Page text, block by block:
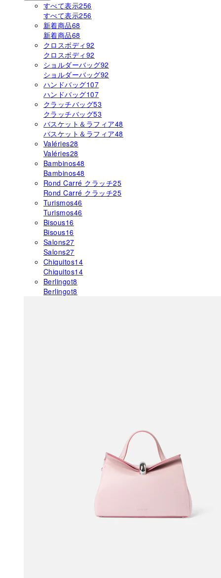
すべて表示256
すべて表示256
新着商品68
新着商品68
クロスボディ 92
クロスボディ 92
ショルダーバッグ92
ショルダーバッグ92
ハンドバッグ107
ハンドバッグ107
クラッチバッグ53
クラッチバッグ53
バスケット＆ラフィア48
バスケット＆ラフィア48
Valéries28
Valéries28
Bambinos48
Bambinos48
Rond Carré クラッチ25
Rond Carré クラッチ25
Turismos46
Turismos46
Bisous16
Bisous16
Salons27
Salons27
Chiquitos14
Chiquitos14
Berlingot8
Berlingot8